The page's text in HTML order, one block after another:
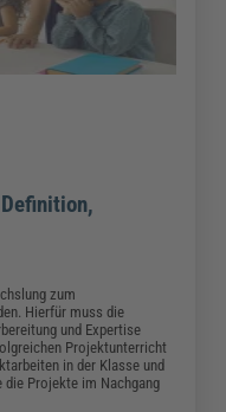
zum
Hierfür muss die
und Expertise
Projektunterricht
in der Klasse und
Projekte im Nachgang